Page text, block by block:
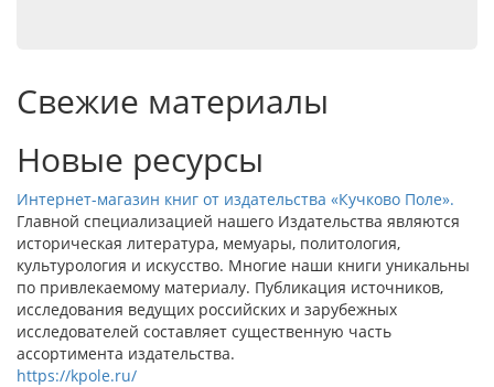
Свежие материалы
Новые ресурсы
Интернет-магазин книг от издательства «Кучково Поле».
Главной специализацией нашего Издательства являются
историческая литература, мемуары, политология,
культурология и искусство. Многие наши книги уникальны
по привлекаемому материалу. Публикация источников,
исследования ведущих российских и зарубежных
исследователей составляет существенную часть
ассортимента издательства.
https://kpole.ru/